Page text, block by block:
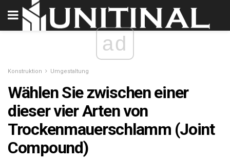
ad
Konstruktion Umgestaltung
Wählen Sie zwischen einer
dieser vier Arten von
Trockenmauerschlamm (Joint
Compound)